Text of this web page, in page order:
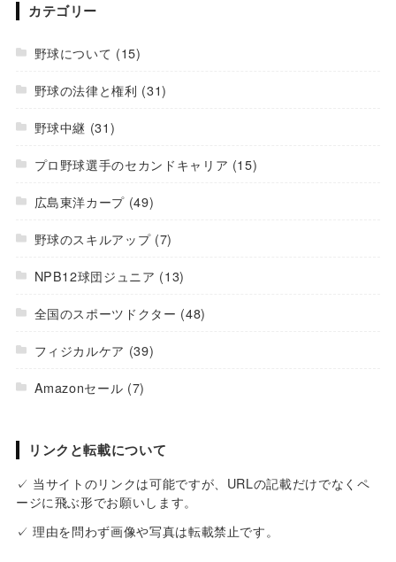
カテゴリー
野球について (15)
野球の法律と権利 (31)
野球中継 (31)
プロ野球選手のセカンドキャリア (15)
広島東洋カープ (49)
野球のスキルアップ(7)
NPB12球団ジュニア (13)
全国のスポーツドクター (48)
フィジカルケア (39)
Amazonセール (7)
リンクと転載について
✓ 当サイトのリンクは可能ですが、URLの記載だけでなくペ
ージに飛ぶ形でお願いします。
✓ 理由を問わず画像や写真は転載禁止です。